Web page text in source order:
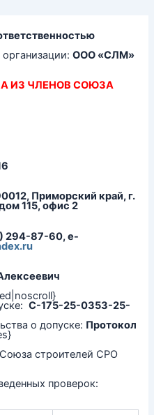
ООО «СЛМ»
ИЗ ЧЛЕНОВ СОЮЗА
Приморский край, г.
115, офис 2
294-87-60, e-
С-175-25-0353-25-
о допуске: Протокол
строителей СРО
проверок: